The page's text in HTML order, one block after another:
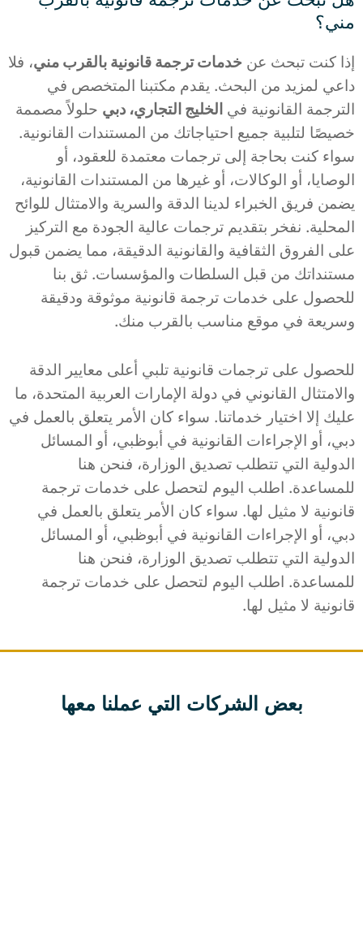
مني؟
إذا كنت تبحث عن خدمات ترجمة قانونية بالقرب مني، فلا
داعي لمزيد من البحث. يقدم مكتبنا المتخصص في
الترجمة القانونية في الخليج التجاري، دبي حلولاً مصممة
خصيصًا لتلبية جميع احتياجاتك من المستندات القانونية.
سواء كنت بحاجة إلى ترجمات معتمدة للعقود، أو
الوصايا، أو الوكالات، أو غيرها من المستندات القانونية،
يضمن فريق الخبراء لدينا الدقة والسرية والامتثال للوائح
المحلية. نفخر بتقديم ترجمات عالية الجودة مع التركيز
على الفروق الثقافية والقانونية الدقيقة، مما يضمن قبول
مستنداتك من قبل السلطات والمؤسسات. ثق بنا
للحصول على خدمات ترجمة قانونية موثوقة ودقيقة
وسريعة في موقع مناسب بالقرب منك.
للحصول على ترجمات قانونية تلبي أعلى معايير الدقة
والامتثال القانوني في دولة الإمارات العربية المتحدة، ما
عليك إلا اختيار خدماتنا. سواء كان الأمر يتعلق بالعمل في
دبي، أو الإجراءات القانونية في أبوظبي، أو المسائل
الدولية التي تتطلب تصديق الوزارة، فنحن هنا
للمساعدة. اطلب اليوم لتحصل على خدمات ترجمة
قانونية لا مثيل لها. سواء كان الأمر يتعلق بالعمل في
دبي، أو الإجراءات القانونية في أبوظبي، أو المسائل
الدولية التي تتطلب تصديق الوزارة، فنحن هنا
للمساعدة. اطلب اليوم لتحصل على خدمات ترجمة
قانونية لا مثيل لها.
بعض الشركات التي عملنا معها